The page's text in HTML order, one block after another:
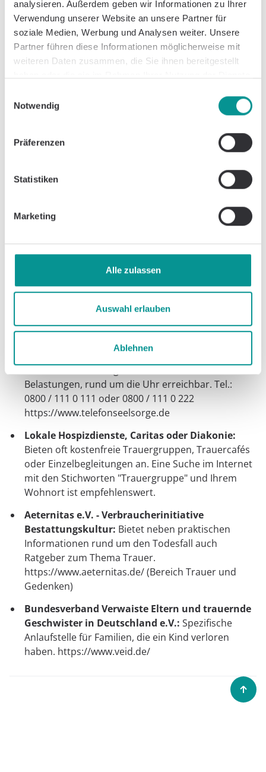
analysieren. Außerdem geben wir Informationen zu Ihrer
Verwendung unserer Website an unsere Partner für
soziale Medien, Werbung und Analysen weiter. Unsere
Partner führen diese Informationen möglicherweise mit
weiteren Daten zusammen, die Sie ihnen bereitgestellt
Notwendig
Präferenzen
Statistiken
Marketing
Alle zulassen
Auswahl erlauben
Ablehnen
Häufig Gestellte Fragen (FAQs):
Wie lange dauert Trauer?
Ist es normal, wütend zu sein, wenn man
trauert?
Was sage ich zu jemandem, der trauert?
Ich kann nicht weinen. Trauere ich
suchen?
Zusätzliche Ressourcen:
Bundesverband Trauerbegleitung e.V. (BVT):
Fachverband für Trauerbegleitung in Deutschland.
Bietet eine Suche nach qualifizierten
trauerbegleitung.de/
Telefonseelsorge Deutschland:
kostenfreie Beratung bei Krisen und seelischen
Belastungen, rund um die Uhr erreichbar. Tel.:
0800 / 111 0 111 oder 0800 / 111 0 222
https://www.telefonseelsorge.de
Lokale Hospizdienste, Caritas oder Diakonie:
Bieten oft kostenfreie Trauergruppen, Trauercafés
oder Einzelbegleitungen an. Eine Suche im Internet
mit den Stichworten "Trauergruppe" und Ihrem
Wohnort ist empfehlenswert.
Aeternitas e.V. - Verbraucherinitiative
Bestattungskultur: Bietet neben praktischen
Informationen rund um den Todesfall auch
Ratgeber zum Thema Trauer.
https://www.aeternitas.de/ (Bereich Trauer und
Gedenken)
Bundesverband Verwaiste Eltern und trauernde
Geschwister in Deutschland e.V.: Spezifische
Anlaufstelle für Familien, die ein Kind verloren
haben. https://www.veid.de/